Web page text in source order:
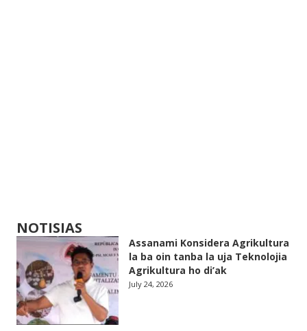
NOTISIAS
Assanami Konsidera Agrikultura
la ba oin tanba la uja Teknolojia
Agrikultura ho di’ak
July 24, 2026